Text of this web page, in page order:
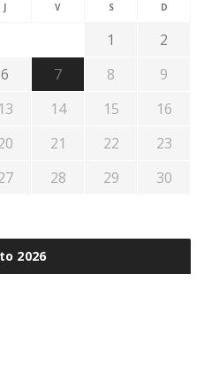
2026
J V S D
1
2
6 7 8
9
13 14 15
16
21 22
23
28 29
30